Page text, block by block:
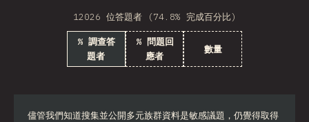
12026 位答題者 (74.8% 完成百分比)
% 調查答
題者
% 問題回
應者
數量
儘管我們知道搜集並公開多元族群資料是敏感議題，仍覺得取得